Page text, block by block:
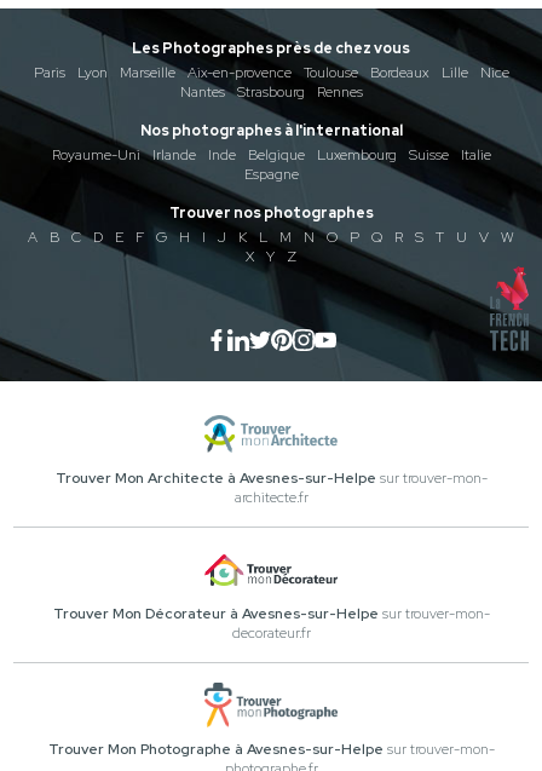
Les Photographes près de chez vous
Paris
Lyon Marseille Aix-en-provence Toulouse Bordeaux Lille
Nice
Nantes
Strasbourg
Rennes
Nos photographes à l'international
Royaume-Uni
Irlande Inde Belgique Luxembourg Suisse
Italie
Espagne
Trouver nos photographes
A
B C D E F G H I J K L M N O P Q R S T U V
W
X
Y Z
Trouver Mon Architecte à Avesnes-sur-Helpe sur trouver-mon-
architecte.fr
Trouver Mon Décorateur à Avesnes-sur-Helpe sur trouver-mon-
decorateur.fr
Trouver Mon Photographe à Avesnes-sur-Helpe sur trouver-mon-